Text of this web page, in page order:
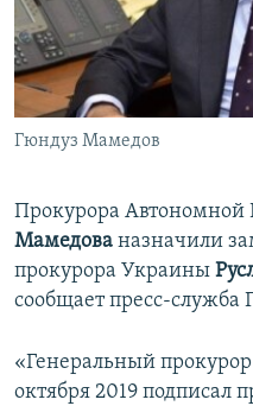
ПОБЕДИТЕЛЕЙ НЕ СУДЯТ?
КРЫМ.НЕПОКОРЕННЫЙ
ELIFBE
УКРАИНСКАЯ ПРОБЛЕМА
ПРИСОЕДИНЯЙТЕСЬ!
Гюндуз Мамедов
Прокурора Автономной
Мамедова назначили
прокурора Украины
сообщает пресс-служба
«Генеральный
октября 2019 подписал